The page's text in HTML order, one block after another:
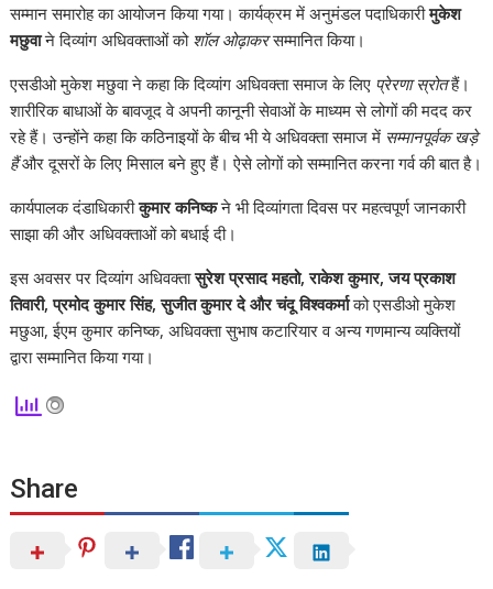
सम्मान समारोह का आयोजन किया गया। कार्यक्रम में अनुमंडल पदाधिकारीमुकेश
मछुवाने दिव्यांग अधिवक्ताओं को शॉल ओढ़ाकरसम्मानित किया।
एसडीओ मुकेश मछुवा ने कहा कि दिव्यांग अधिवक्ता समाज के लिए प्रेरणा स्रोतहैं।
शारीरिक बाधाओं के बावजूद वे अपनी कानूनी सेवाओं के माध्यम से लोगों की मदद कर
रहे हैं। उन्होंने कहा कि कठिनाइयों के बीच भी ये अधिवक्ता समाज में सम्मानपूर्वक खड़े
हैंऔर दूसरों के लिए मिसाल बने हुए हैं। ऐसे लोगों को सम्मानित करना गर्व की बात है।
कार्यपालक दंडाधिकारीकुमार कनिष्कने भी दिव्यांगता दिवस पर महत्वपूर्ण जानकारी
साझा की और अधिवक्ताओं को बधाई दी।
इस अवसर पर दिव्यांग अधिवक्तासुरेश प्रसाद महतो, राकेश कुमार, जय प्रकाश
तिवारी, प्रमोद कुमार सिंह, सुजीत कुमार दे और चंदू विश्वकर्माको एसडीओ मुकेश
मछुआ, ईएम कुमार कनिष्क, अधिवक्ता सुभाष कटारियार व अन्य गणमान्य व्यक्तियों
द्वारा सम्मानित किया गया।
Share